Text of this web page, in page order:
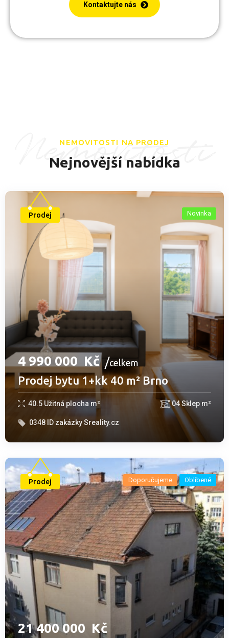
Kontaktujte nás
Nemovitosti
NEMOVITOSTI NA PRODEJ
Nejnovější nabídka
Novinka
Prodej
4­ ­­990­ ­­000­ ­­ Kč celkem
Prodej bytu 1+kk 40 m² Brno
40.5 Užitná plocha m² 04Sklep m²
0348 ID zakázky Sreality.cz
Doporučujeme Oblíbené
Prodej
21­ ­­400­ ­­000­ ­­ Kč